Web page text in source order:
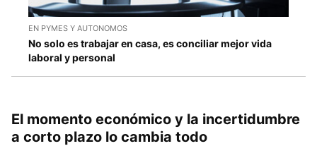
EN PYMES Y AUTONOMOS
No solo es trabajar en casa, es conciliar mejor vida
laboral y personal
El momento económico y la incertidumbre
a corto plazo lo cambia todo